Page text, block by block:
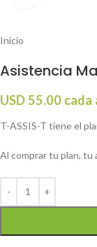
Inicio
Asistencia
USD55.00 cada
T-ASSIS-T tiene el
Al comprar tu plan, tu